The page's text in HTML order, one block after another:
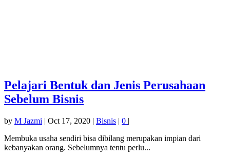
Pelajari Bentuk dan Jenis Perusahaan
Sebelum Bisnis
by M Jazmi | Oct 17, 2020 | Bisnis | 0 |
Membuka usaha sendiri bisa dibilang merupakan impian dari
kebanyakan orang. Sebelumnya tentu perlu...